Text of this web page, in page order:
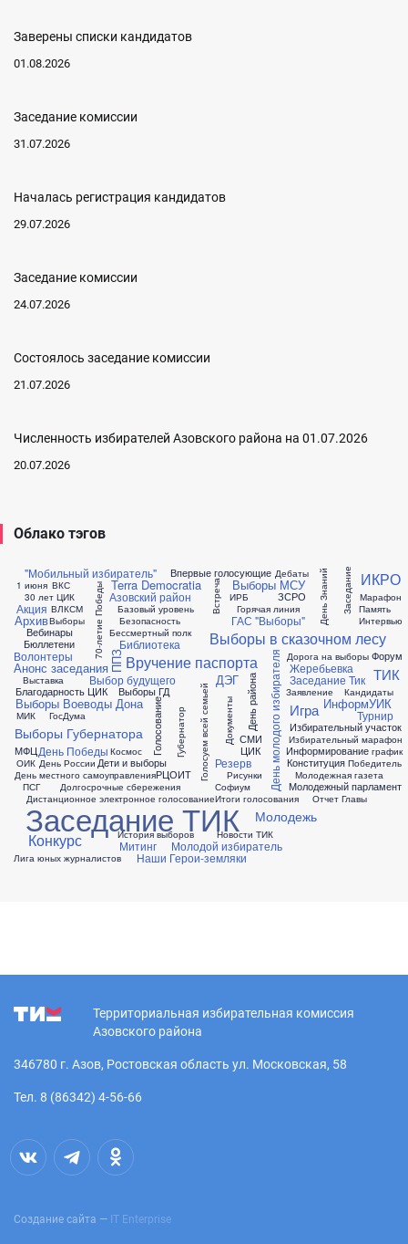
Заверены списки кандидатов
01.08.2026
Заседание комиссии
31.07.2026
Началась регистрация кандидатов
29.07.2026
Заседание комиссии
24.07.2026
Состоялось заседание комиссии
21.07.2026
Численность избирателей Азовского района на 01.07.2026
20.07.2026
Облако тэгов
"Мобильный избиратель"
1 июня
30 лет ЦИК
70-летие Победы Terra Democratia
Азовский район
Акция
Анонс заседания
Архив
Базовый уровень
Безопасность
Бессмертный полк
Библиотека
Благодарность ЦИК
Бюллетени
ВКС
ВЛКСМ
Вебинары
Волонтеры
Впервые голосующие
Вручение паспорта
Встреча
Выбор будущего
Выборы
Выборы Воеводы Дона
Выборы ГД
Выборы Губернатора
Выборы МСУ
Выборы в сказочном лесу
Выставка
ГАС "Выборы"
Голосование Голосуем всей семьей
Горячая линия
ГосДума Губернатор
ДЭГ
Дебаты День Знаний
День Победы
День России
День местного самоуправления
День молодого избирателя
День района
Дети и выборы
Дистанционное электронное голосование
Документы
Долгосрочные сбережения
Дорога на выборы
Жеребьевка
ЗСРО Заседание
Заседание ТИК
Заседание Тик
Заявление
ИКРО
ИРБ
Игра
Избирательный марафон
Избирательный участок
Интервью
ИнформУИК
Информирование
История выборов
Итоги голосования
Кандидаты
Конкурс
Конституция
Космос
Лига юных журналистов
МИК
МФЦ
Марафон
Митинг
Молодежная газета
Молодежный парламент
Молодежь
Молодой избиратель
Наши Герои-земляки
Новости ТИК
ОИК
Отчет Главы
ППЗ
ПСГ
Память
Победитель
РЦОИТ
Резерв
Рисунки
СМИ
Софиум
ТИК
Турнир
Форум
ЦИК график
Территориальная избирательная комиссия
Азовского района
346780 г. Азов, Ростовская область ул. Московская, 58
Тел. 8 (86342) 4-56-66
Создание сайта — IT Enterprise